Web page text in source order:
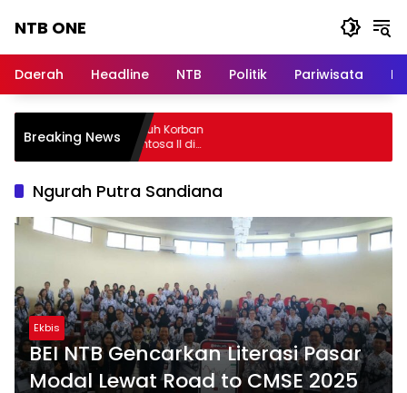
NTB ONE
dan
Lombok
Daerah Headline NTB Politik Pariwisata
Breaking News
Raharja Jamin Seluruh Korban
KM Mutiara Sentosa II di
Sumenep
Ngurah Putra Sandiana
Ekbis
BEI NTB Gencarkan Literasi Pasar
Modal Lewat Road to CMSE 2025